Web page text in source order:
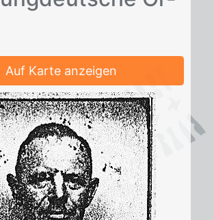
Auf Karte anzeigen